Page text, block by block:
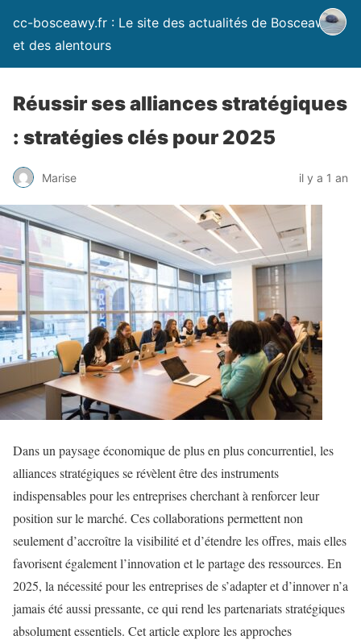
cc-bosceawy.fr : Le site des actualités de Bosceawy
et des alentours
Réussir ses alliances stratégiques
: stratégies clés pour 2025
Marise il y a 1 an
Dans un paysage économique de plus en plus concurrentiel, les
alliances stratégiques se révèlent être des instruments
indispensables pour les entreprises cherchant à renforcer leur
position sur le marché. Ces collaborations permettent non
seulement d’accroître la visibilité et d’étendre les offres, mais elles
favorisent également l’innovation et le partage des ressources. En
2025, la nécessité pour les entreprises de s’adapter et d’innover n’a
jamais été aussi pressante, ce qui rend les partenariats stratégiques
absolument essentiels. Cet article explore les approches